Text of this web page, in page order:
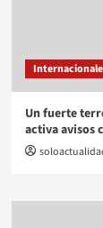
Un fuerte
activa avisos